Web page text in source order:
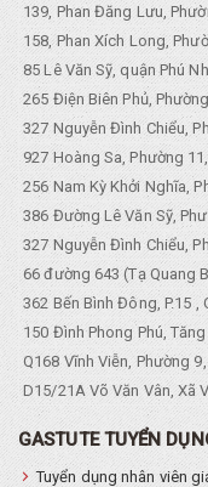
139, Phan Đăng Lưu,
158, Phan Xích Long,
85 Lê Văn Sỹ, quận Phú
265 Điện Biên Phủ,
327 Nguyễn Đình Chiểu,
927 Hoàng Sa, Phường
256 Nam Kỳ Khởi Nghĩa,
386 Đường Lê Văn Sỹ,
327 Nguyễn Đình Chiểu,
66 đường 643 (Tạ Quang
362 Bến Bình Đông, P.15 ,
150 Đình Phong Phú,
Q168 Vĩnh Viễn, Phường
D15/21A Võ Văn Vân, Xã
GASTUTE TUYỂN
Tuyển dụng nhân viên